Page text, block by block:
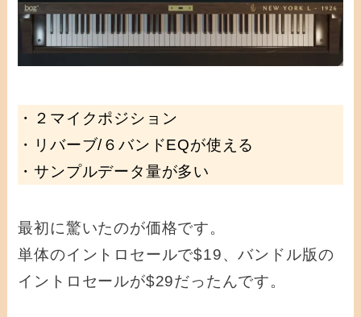
・２マイクポジション
・リバーブ/６バンドEQが使える
・サンプルデータ量が多い
最初に驚いたのが価格です。
単体のイントロセールで$19、バンドル版の
イントロセールが$29だったんです。